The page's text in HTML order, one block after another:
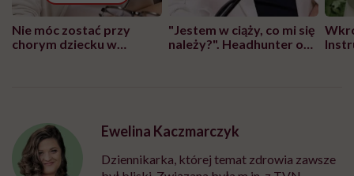
Nie móc zostać przy
chorym dziecku w
"Jestem w ciąży, co mi się
należy?". Headhunter o
Ewelina Kaczmarczyk
Dziennikarka, której temat zdrowia zawsze